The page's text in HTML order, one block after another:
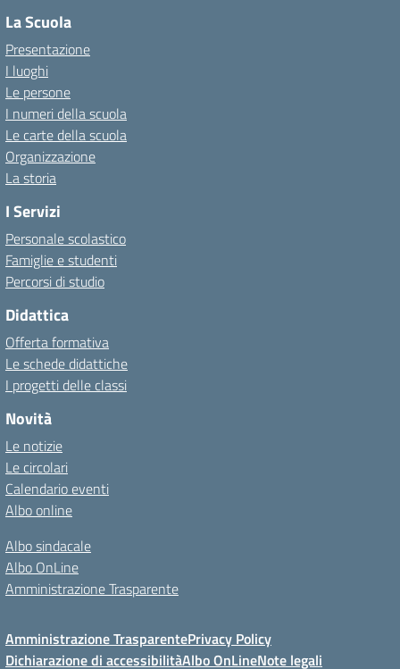
La Scuola
Presentazione
I luoghi
Le persone
I numeri della scuola
Le carte della scuola
Organizzazione
La storia
I Servizi
Personale scolastico
Famiglie e studenti
Percorsi di studio
Didattica
Offerta formativa
Le schede didattiche
I progetti delle classi
Novità
Le notizie
Le circolari
Calendario eventi
Albo online
Albo sindacale
Albo OnLine
Amministrazione Trasparente
Amministrazione TrasparentePrivacy Policy
Dichiarazione di accessibilitàAlbo OnLineNote legali